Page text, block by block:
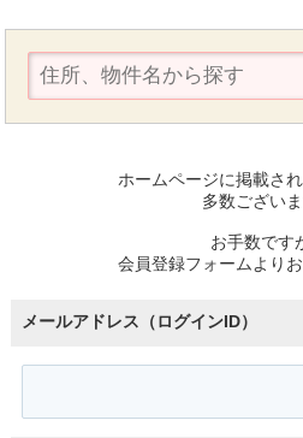
ホームページに掲載さ
多数ございま
お手数です
会員登録フォームよりお
メールアドレス（ログインID）